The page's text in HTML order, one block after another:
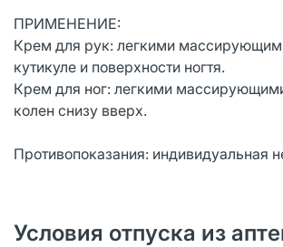
ПРИМЕНЕНИЕ:
Крем для рук: легкими
кутикуле и поверхности ногтя.
Крем для ног: легкими
колен снизу вверх.
Противопоказания: индивидуальная
Условия отпуска из